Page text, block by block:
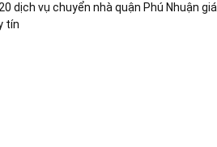
dịch vụ chuyển nhà quận Phú Nhuận giá
tín